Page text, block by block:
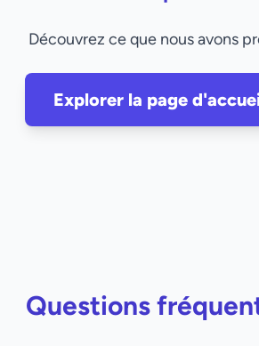
Découvrez ce que nous avons
Explorer la page
Questions